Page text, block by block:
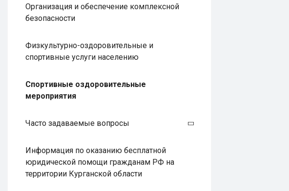
Организация и обеспечение комплексной
безопасности
Физкультурно-оздоровительные и
спортивные услуги населению
Спортивные оздоровительные
мероприятия
Часто задаваемые вопросы
Информация по оказанию бесплатной
юридической помощи гражданам РФ на
территории Курганской области